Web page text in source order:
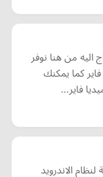
اليه من هنا نوفر
كما يمكنك
فاير…
الاندرويد